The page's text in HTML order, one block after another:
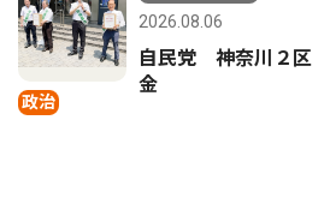
政治
2026.08.06
自民党 神奈川２区
金